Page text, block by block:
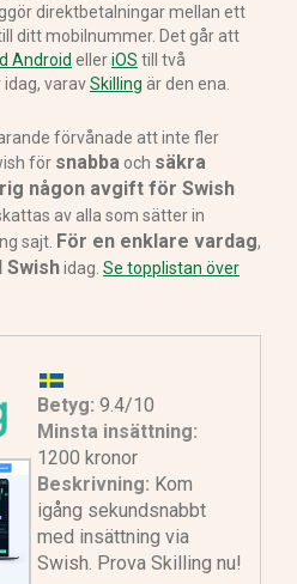
direktbetalningar mellan ett
ditt mobilnummer. Det går att
Android elleriOS till två
varavSkilling är den ena.
förvånade att inte fler
för snabba och säkra
någon avgift för Swish
av alla som sätter in
sajt. För en enklare vardag,
Swishidag. Se topplistan över
Betyg: 9.4/10
Minsta insättning:
1200 kronor
Beskrivning: Kom
igång sekundsnabbt
med insättning via
Swish. Prova Skilling nu!